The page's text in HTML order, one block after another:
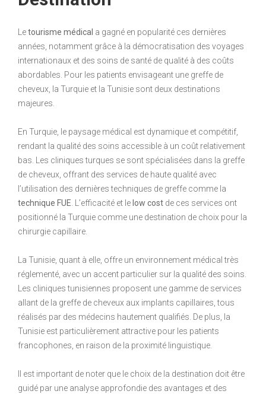
Letourisme médical a gagné en popularité ces dernières
années, notamment grâce à la démocratisation des voyages
internationaux et des soins de santé de qualité à des coûts
abordables. Pour les patients envisageant une greffe de
cheveux, la Turquie et la Tunisie sont deux destinations
majeures.
En Turquie, le paysage médical est dynamique et compétitif,
rendant la qualité des soins accessible à un coût relativement
bas. Les cliniques turques se sont spécialisées dans la greffe
de cheveux, offrant des services de haute qualité avec
l’utilisation des dernières techniques de greffe comme la
technique FUE . L’efficacité et le low cost de ces services ont
positionné la Turquie comme une destination de choix pour la
chirurgie capillaire.
La Tunisie, quant à elle, offre un environnement médical très
réglementé, avec un accent particulier sur la qualité des soins.
Les cliniques tunisiennes proposent une gamme de services
allant de la greffe de cheveux aux implants capillaires, tous
réalisés par des médecins hautement qualifiés. De plus, la
Tunisie est particulièrement attractive pour les patients
francophones, en raison de la proximité linguistique.
Il est important de noter que le choix de la destination doit être
guidé par une analyse approfondie des avantages et des